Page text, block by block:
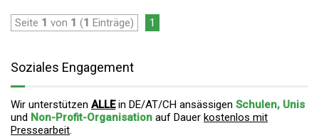
Seite 1 von 1 (1 Einträge) 1
Soziales Engagement
Wir unterstützen ALLEin DE/AT/CH ansässigen Schulen, Unis
und Non-Profit-Organisation auf Dauer kostenlos mit
Pressearbeit.